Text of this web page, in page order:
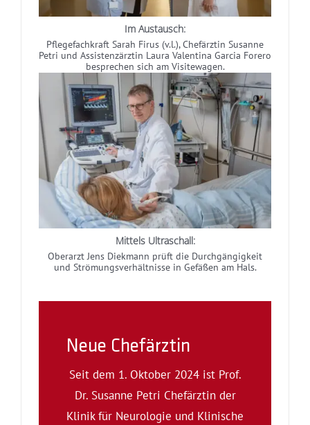
Im Austausch:
Pflegefachkraft Sarah Firus (v.l.), Chefärztin Susanne
Petri und Assistenzärztin Laura Valentina Garcia Forero
besprechen sich am Visitewagen.
Mittels Ultraschall:
Oberarzt Jens Diekmann prüft die Durchgängigkeit
und Strömungsverhältnisse in Gefäßen am Hals.
Neue Chefärztin
Seit dem 1. Oktober 2024 ist Prof.
Dr. Susanne Petri Chefärztin der
Klinik für Neurologie und Klinische